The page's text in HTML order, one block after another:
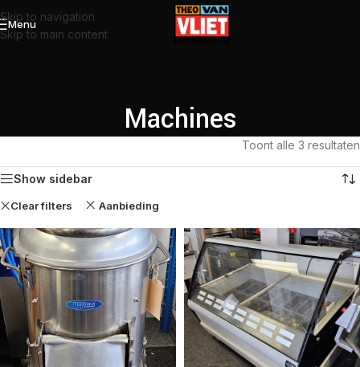
Skip to navigation
Skip to main content
Menu
Machines
Toont alle 3 resultaten
Show sidebar
Clear filters Aanbieding